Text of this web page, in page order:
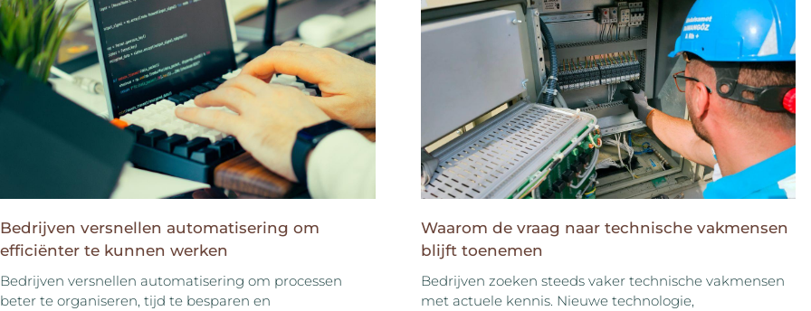
Bedrijven versnellen automatisering om
efficiënter te kunnen werken
Bedrijven versnellen automatisering om processen
beter te organiseren, tijd te besparen en
Waarom de vraag naar technische vakmensen
blijft toenemen
Bedrijven zoeken steeds vaker technische vakmensen
met actuele kennis. Nieuwe technologie,